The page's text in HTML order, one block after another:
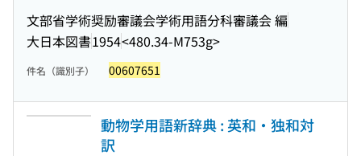
文部省学術奨励審議会学術用語分科審議会 編
大日本図書1954<480.34-M753g>
件名（識別子） 00607651
動物学用語新辞典 : 英和・独和対
訳